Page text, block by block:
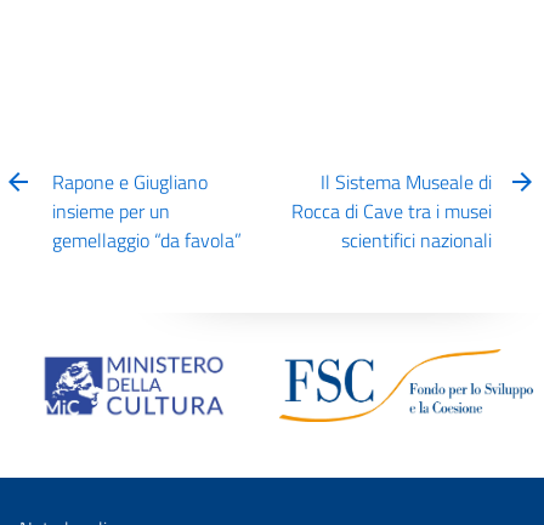
Rapone e Giugliano
insieme per un
gemellaggio “da favola”
Il Sistema Museale di
Rocca di Cave tra i musei
scientifici nazionali